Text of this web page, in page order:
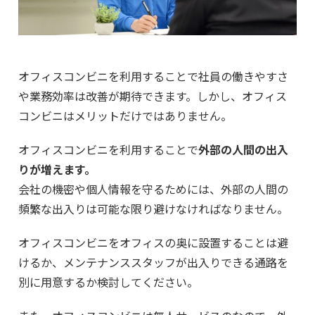
オフィスコンビニを利用することで社員の働きやすさ
や業務効率は改善が期待できます。しかし、オフィス
コンビニはメリットだけではありません。
オフィスコンビニを利用することで外部の人間の出入
りが増えます。
会社の機密や個人情報を守るためには、外部の人間の
頻繁な出入りは可能な限り避けなければなりません。
オフィスコンビニをオフィスの奥に設置することは避
けるか、メンテナンススタッフが出入りできる通路を
別に用意するか検討してください。